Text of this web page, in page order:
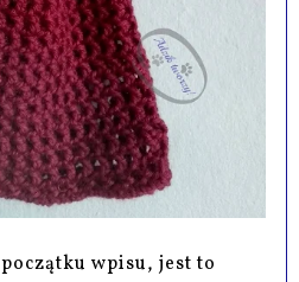
wpisu, jest to